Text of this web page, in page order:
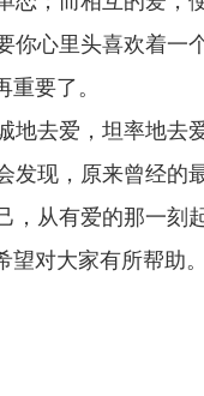
你心里头喜欢着一
要了。
去爱，坦率地去爱
发现，原来曾经的
，从有爱的那一刻
对大家有所帮助。